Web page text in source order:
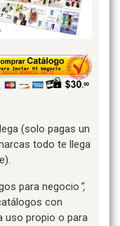
(solo pagas un
todo te llega
para negocio “,
con
uso propio o para